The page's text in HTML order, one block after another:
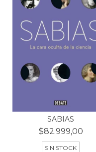
SABIAS
$82.999,00
SIN STOCK